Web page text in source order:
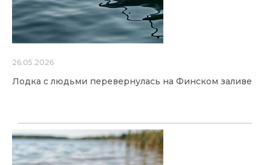
26.05.2026
Лодка с людьми перевернулась на Финском заливе